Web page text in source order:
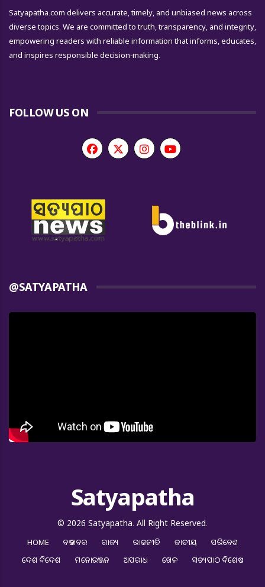
Satyapatha.com delivers accurate, timely, and unbiased news across
diverse topics. We are committed to truth, transparency, and integrity,
empowering readers with reliable information that informs, educates,
and inspires responsible decision-making.
FOLLOW US ON
@SATYAPATHA
Satyapatha
© 2026 Satyapatha. All Right Reserved.
HOME ବଡ ଖବର ରାଜ୍ୟ ରାଜନୀତି ଜାତୀୟ
ପରିବେଶ
ଦେଶ ବିଦେଶ
ମନୋରଞ୍ଜନ ଅପରାଧ ଖେଳ ସତ୍ୟପାଠ ବିଶେଷ